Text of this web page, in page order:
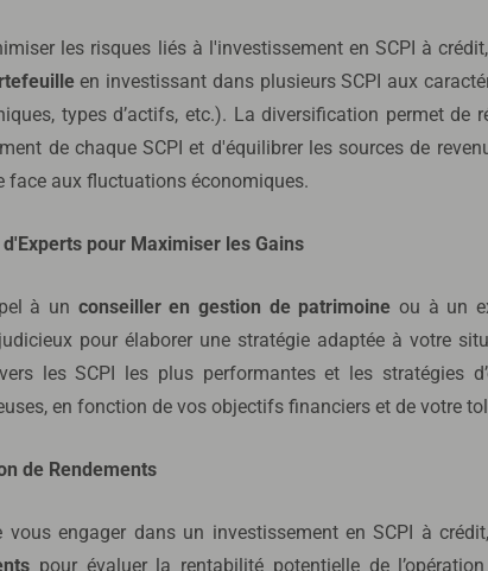
les risques liés à l'investissement en SCPI à
en investissant dans plusieurs SCPI aux
types d’actifs, etc.). La diversification permet de
de chaque SCPI et d'équilibrer les sources de
face aux fluctuations économiques.
pour Maximiser les Gains
à un conseiller en gestion de patrimoine ou à un
pour élaborer une stratégie adaptée à votre
les SCPI les plus performantes et les stratégies
en fonction de vos objectifs financiers et de votre
de Rendements
vous engager dans un investissement en SCPI à
pour évaluer la rentabilité potentielle de